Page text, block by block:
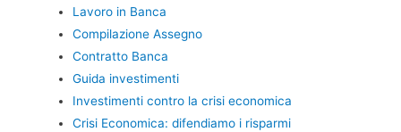
Lavoro in Banca
Compilazione Assegno
Contratto Banca
Guida investimenti
Investimenti contro la crisi economica
Crisi Economica: difendiamo i risparmi